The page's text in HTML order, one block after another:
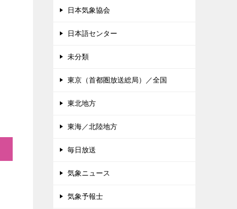
日本気象協会
日本語センター
未分類
東京（首都圏放送総局）／全国
東北地方
東海／北陸地方
毎日放送
気象ニュース
気象予報士